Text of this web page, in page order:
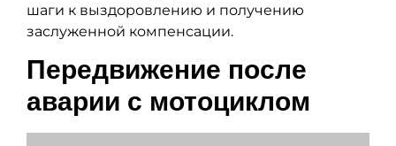
шаги к выздоровлению и получению
заслуженной компенсации.
Передвижение после
аварии с мотоциклом